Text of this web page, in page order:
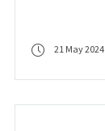
21 May 2024